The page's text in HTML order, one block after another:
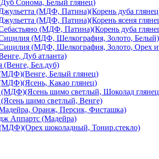
Сонома, Белый глянец)
(МДФ, Патина)(Корень дуба
(МДФ, Патина)(Корень ясеня
(МДФ, Патина)(Корень дуба
Сицилия (МДФ, Шелкография, Золото, Белый)
(МДФ, Шелкография, Золото, Орех
Дуб атланта)
(Венге, Бел.дуб)
Белый глянец)
Какао глянец)
шимо светлый, Шоколад
шимо светлый, Венге)
Оранж, Персик, Фисташка)
Аппартс (Мадейра)
шоколадный, Тонир.стекло)